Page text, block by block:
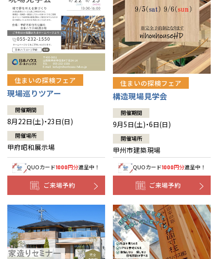
住まいの探検フェア
現場巡りツアー
開催期間
8月22日(土)・23日(日)
開催場所
甲府昭和展示場
QUOカード1000円分進呈中！
ご来場予約
住まいの探検フェア
構造現場見学会
開催期間
9月5日(土)・6日(日)
開催場所
甲州市建築現場
QUOカード1000円分進呈中！
ご来場予約